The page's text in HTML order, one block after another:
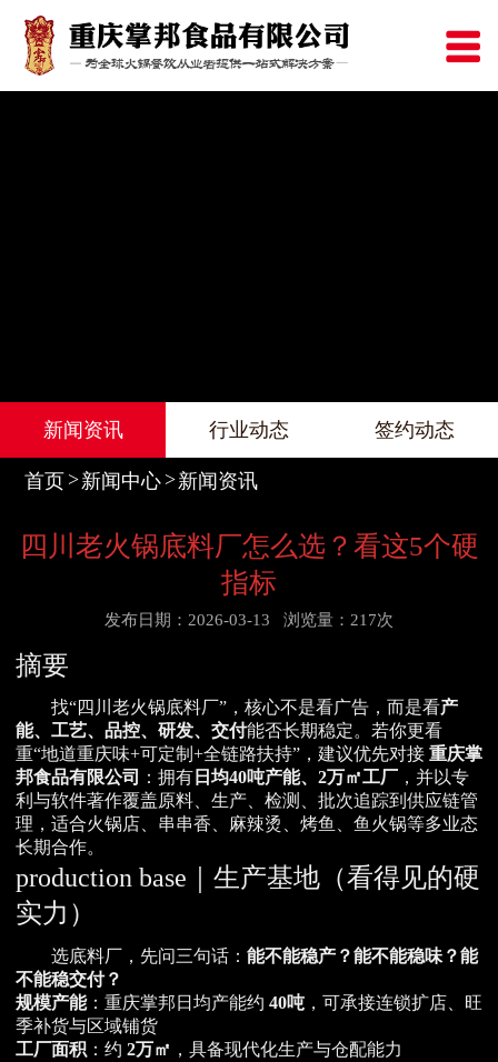
新闻资讯 行业动态 签约动态
首页 新闻中心 新闻资讯
四川老火锅底料厂怎么选？看这5个硬
指标
发布日期：2026-03-13 浏览量：217次
摘要
找“四川老火锅底料厂”，核心不是看广告，而是看产
能、工艺、品控、研发、交付能否长期稳定。若你更看
重“地道重庆味+可定制+全链路扶持”，建议优先对接 重庆掌
邦食品有限公司
：拥有 日均40吨产能、2万㎡工厂 ，并以专
利与软件著作覆盖原料、生产、检测、批次追踪到供应链管
理，适合火锅店、串串香、麻辣烫、烤鱼、鱼火锅等多业态
长期合作。
production base｜生产基地（看得见的硬
实力）
选底料厂，先问三句话： 能不能稳产？能不能稳味？能
不能稳交付？
规模产能：重庆掌邦日均产能约 40吨 ，可承接连锁扩店、旺
季补货与区域铺货
工厂面积 ：约 2万㎡ ，具备现代化生产与仓配能力